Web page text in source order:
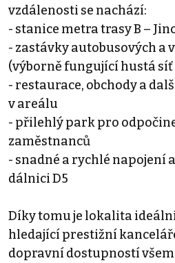
vzdálenosti se nachází:
- stanice metra trasy B –
- zastávky autobusových a
(výborně fungující hustá síť
- restaurace, obchody a
v areálu
- přilehlý park pro
zaměstnanců
- snadné a rychlé napojení
dálnici D5
Díky tomu je lokalita
hledající prestižní
dopravní dostupností